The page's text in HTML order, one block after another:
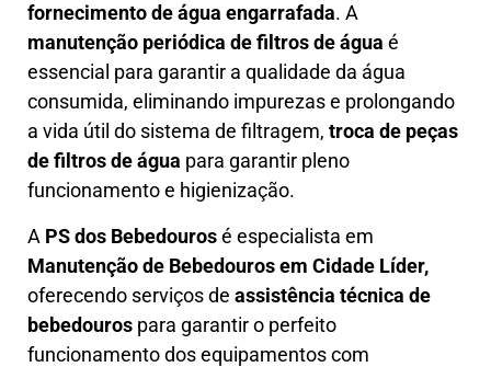
fornecimento de água engarrafada. A
manutenção periódica de filtros de água é
essencial para garantir a qualidade da água
consumida, eliminando impurezas e prolongando
a vida útil do sistema de filtragem, troca de peças
de filtros de água para garantir pleno
funcionamento e higienização.
A PS dos Bebedourosé especialista em
Manutenção de Bebedouros em Cidade Líder,
oferecendo serviços de assistência técnica de
bebedouros para garantir o perfeito
funcionamento dos equipamentos com